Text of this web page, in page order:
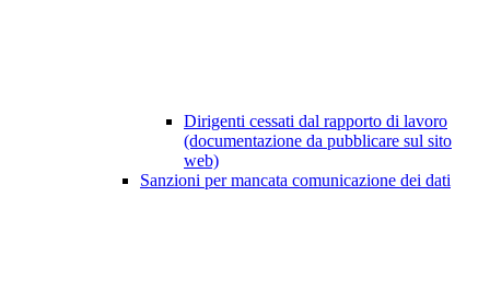
Dirigenti cessati dal rapporto di lavoro
(documentazione da pubblicare sul sito
web)
Sanzioni per mancata comunicazione dei dati